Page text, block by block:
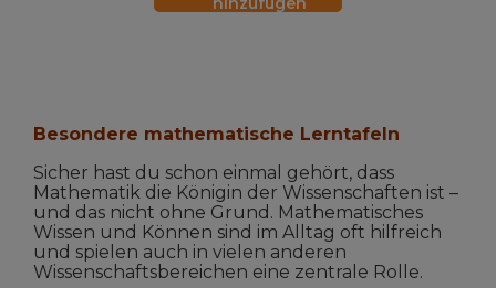
Besondere mathematische Lerntafeln
Sicher hast du schon einmal gehört, dass
Mathematik die Königin der Wissenschaften ist –
und das nicht ohne Grund. Mathematisches
Wissen und Können sind im Alltag oft hilfreich
und spielen auch in vielen anderen
Wissenschaftsbereichen eine zentrale Rolle.